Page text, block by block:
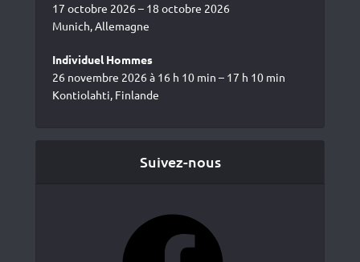
17 octobre 2026 – 18 octobre 2026
Munich, Allemagne
Individuel Hommes
26 novembre 2026 à 16 h 10 min – 17 h 10 min
Kontiolahti, Finlande
Suivez-nous